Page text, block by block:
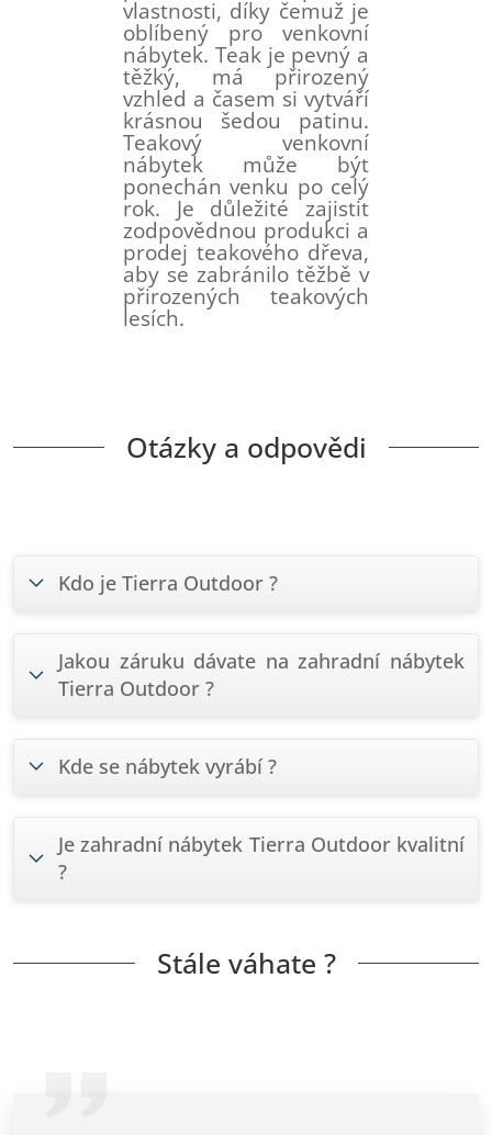
vlastnosti, díky čemuž je
oblíbený pro venkovní
nábytek. Teak je pevný a
těžký, má přirozený
vzhled a časem si vytváří
krásnou šedou patinu.
Teakový venkovní
nábytek může být
ponechán venku po celý
rok. Je důležité zajistit
zodpovědnou produkci a
prodej teakového dřeva,
aby se zabránilo těžbě v
přirozených teakových
lesích.
Otázky a odpovědi
Kdo je Tierra Outdoor ?
Jakou záruku dávate na zahradní nábytek
Tierra Outdoor ?
Kde se nábytek vyrábí ?
Je zahradní nábytek Tierra Outdoor kvalitní
?
Stále váhate ?